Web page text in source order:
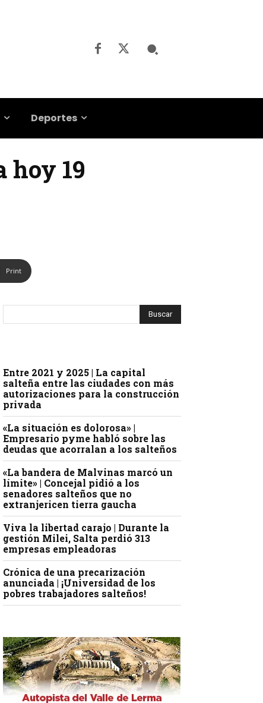
Deportes
hoy 19
Print
Entre 2021 y 2025 | La capital
salteña entre las ciudades con más
autorizaciones para la construcción
privada
«La situación es dolorosa» |
Empresario pyme habló sobre las
deudas que acorralan a los salteños
«La bandera de Malvinas marcó un
límite» | Concejal pidió a los
senadores salteños que no
extranjericen tierra gaucha
Viva la libertad carajo | Durante la
gestión Milei, Salta perdió 313
empresas empleadoras
Crónica de una precarización
anunciada | ¡Universidad de los
pobres trabajadores salteños!